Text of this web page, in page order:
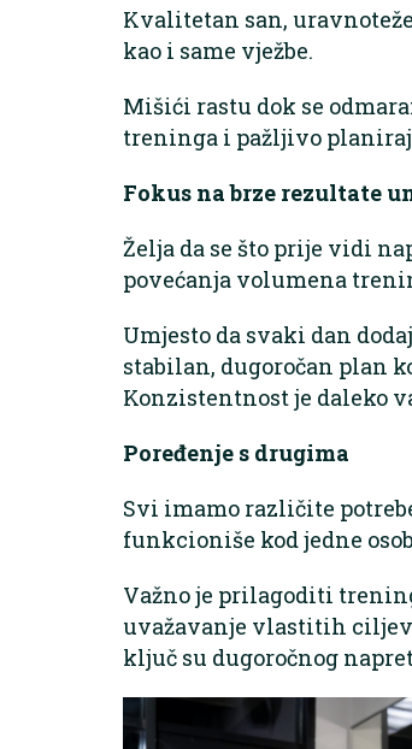
Kvalitetan san,
kao i same vježbe.
Mišići rastu dok se
treninga i pažljivo
Fokus na brze rezultate
Želja da se što prije vidi
povećanja volumena
Umjesto da svaki dan
stabilan, dugoročan plan
Konzistentnost je daleko
Poređenje s drugima
Svi imamo različite
funkcioniše kod jedne
Važno je prilagoditi
uvažavanje vlastitih
ključ su dugoročnog